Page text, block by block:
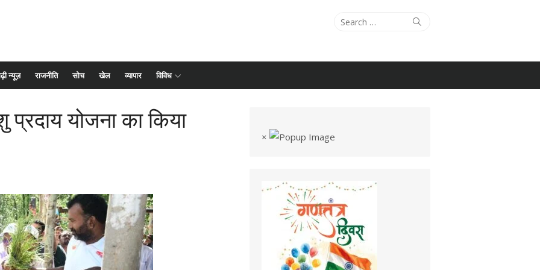
Search
Search
न्यूज़ राजनीति सोच खेल व्यापार विविध
योजना का किया
×